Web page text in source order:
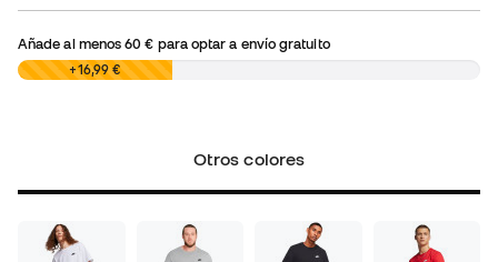
Añade al menos60 € para optar a envío gratuito
0,00 € +16,99 €
Otros colores